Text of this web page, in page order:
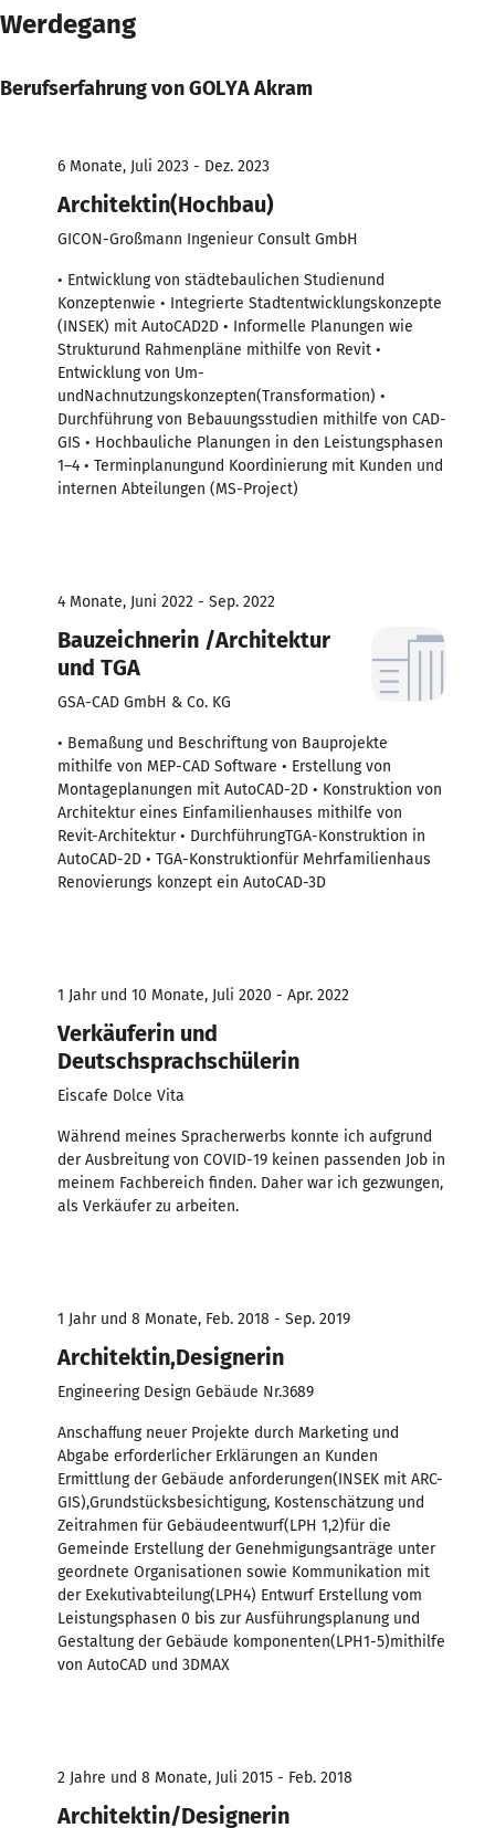
Werdegang
Berufserfahrung von GOLYA Akram
6 Monate, Juli 2023 - Dez. 2023
Architektin(Hochbau)
GICON-Großmann Ingenieur Consult GmbH
• Entwicklung von städtebaulichen Studienund
Konzeptenwie • Integrierte Stadtentwicklungskonzepte
(INSEK) mit AutoCAD2D • Informelle Planungen wie
Strukturund Rahmenpläne mithilfe von Revit •
Entwicklung von Um-
undNachnutzungskonzepten(Transformation) •
Durchführung von Bebauungsstudien mithilfe von CAD-
GIS • Hochbauliche Planungen in den Leistungsphasen
1–4 • Terminplanungund Koordinierung mit Kunden und
internen Abteilungen (MS-Project)
4 Monate, Juni 2022 - Sep. 2022
Bauzeichnerin /Architektur
und TGA
GSA-CAD GmbH & Co. KG
• Bemaßung und Beschriftung von Bauprojekte
mithilfe von MEP-CAD Software • Erstellung von
Montageplanungen mit AutoCAD-2D • Konstruktion von
Architektur eines Einfamilienhauses mithilfe von
Revit-Architektur • DurchführungTGA-Konstruktion in
AutoCAD-2D • TGA-Konstruktionfür Mehrfamilienhaus
Renovierungs konzept ein AutoCAD-3D
1 Jahr und 10 Monate, Juli 2020 - Apr. 2022
Verkäuferin und
Deutschsprachschülerin
Eiscafe Dolce Vita
Während meines Spracherwerbs konnte ich aufgrund
der Ausbreitung von COVID-19 keinen passenden Job in
meinem Fachbereich finden. Daher war ich gezwungen,
als Verkäufer zu arbeiten.
1 Jahr und 8 Monate, Feb. 2018 - Sep. 2019
Architektin,Designerin
Engineering Design Gebäude Nr.3689
Anschaﬀung neuer Projekte durch Marketing und
Abgabe erforderlicher Erklärungen an Kunden
Ermittlung der Gebäude anforderungen(INSEK mit ARC-
GIS),Grundstücksbesichtigung, Kostenschätzung und
Zeitrahmen für Gebäudeentwurf(LPH 1,2)für die
Gemeinde Erstellung der Genehmigungsanträge unter
geordnete Organisationen sowie Kommunikation mit
der Exekutivabteilung(LPH4) Entwurf Erstellung vom
Leistungsphasen 0 bis zur Ausführungsplanung und
Gestaltung der Gebäude komponenten(LPH1-5)mithilfe
von AutoCAD und 3DMAX
2 Jahre und 8 Monate, Juli 2015 - Feb. 2018
Architektin/Designerin